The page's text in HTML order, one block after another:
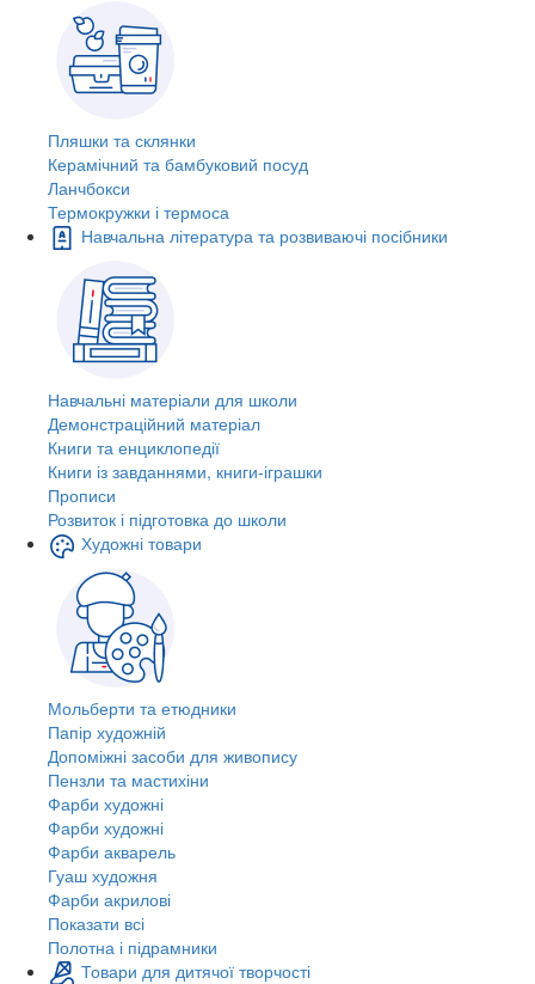
Пляшки та склянки
Керамічний та бамбуковий посуд
Ланчбокси
Термокружки і термоса
Навчальна література та розвиваючі посібники
Навчальні матеріали для школи
Демонстраційний матеріал
Книги та енциклопедії
Книги із завданнями, книги-іграшки
Прописи
Розвиток і підготовка до школи
Художні товари
Мольберти та етюдники
Папір художній
Допоміжні засоби для живопису
Пензли та мастихіни
Фарби художні
Фарби художні
Фарби акварель
Гуаш художня
Фарби акрилові
Показати всі
Полотна і підрамники
Товари для дитячої творчості